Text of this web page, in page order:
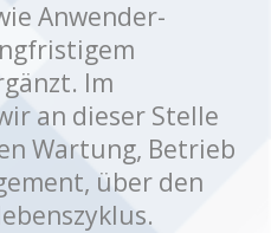
Anwender-
Im
an dieser Stelle
Wartung, Betrieb
über den